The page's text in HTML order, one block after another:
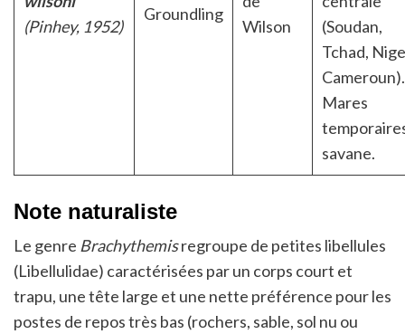
(Pinhey, 1952)
Groundling
Wilson
(Soudan,
Tchad,
Cameroun).
Mares
savane.
Note naturaliste
Le genre Brachythemisregroupe de petites libellules
(Libellulidae) caractérisées par un corps court et
trapu, une tête large et une nette préférence pour les
postes de repos très bas (rochers, sable, sol nu ou